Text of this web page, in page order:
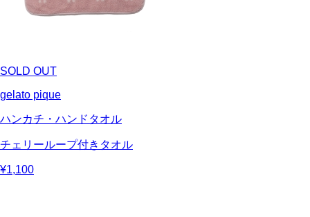
SOLD OUT
gelato pique
ハンカチ・ハンドタオル
チェリーループ付きタオル
¥1,100